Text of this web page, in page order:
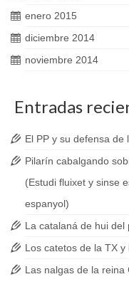
enero 2015
diciembre 2014
noviembre 2014
Entradas
El PP y su defensa de
Pilarín cabalgando
(Estudi fluixet y sinse
espanyol)
La catalaná de hui del
Los catetos de la TX y
Las nalgas de la reina